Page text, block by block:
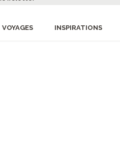
VOYAGES INSPIRATIONS